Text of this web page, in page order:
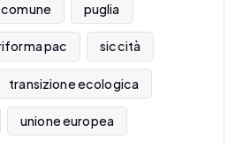
puglia
pac siccità
transizione ecologica
unione europea